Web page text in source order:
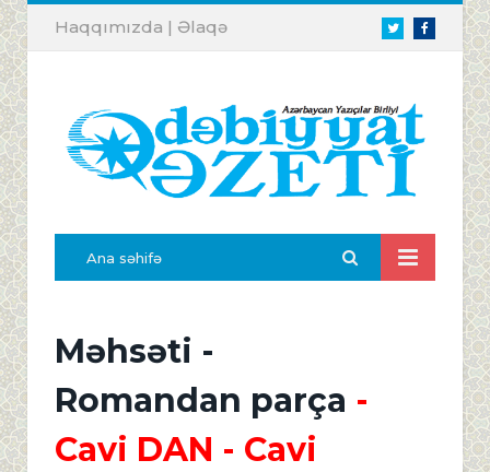
TwitterFacebook
Haqqımızda | Əlaqə
Ana səhifə
Məhsəti -
Romandan parça -
Cavi DAN - Cavi